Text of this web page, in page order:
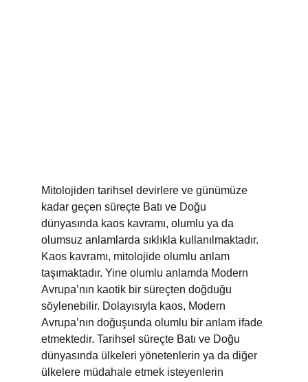
Mitolojiden tarihsel devirlere ve günümüze
kadar geçen süreçte Batı ve Doğu
dünyasında kaos kavramı, olumlu ya da
olumsuz anlamlarda sıklıkla kullanılmaktadır.
Kaos kavramı, mitolojide olumlu anlam
taşımaktadır. Yine olumlu anlamda Modern
Avrupa’nın kaotik bir süreçten doğduğu
söylenebilir. Dolayısıyla kaos, Modern
Avrupa’nın doğuşunda olumlu bir anlam ifade
etmektedir. Tarihsel süreçte Batı ve Doğu
dünyasında ülkeleri yönetenlerin ya da diğer
ülkelere müdahale etmek isteyenlerin